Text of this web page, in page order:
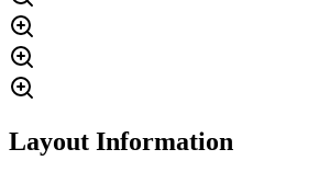
Layout Information